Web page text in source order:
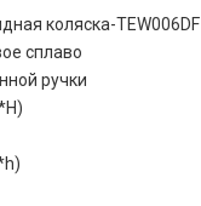
коляска-TEW006DF
сплаво
ручки